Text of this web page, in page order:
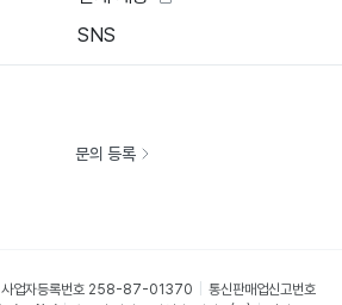
SNS
문의 등록
사업자등록번호 258-87-01370
통신판매업신고번호